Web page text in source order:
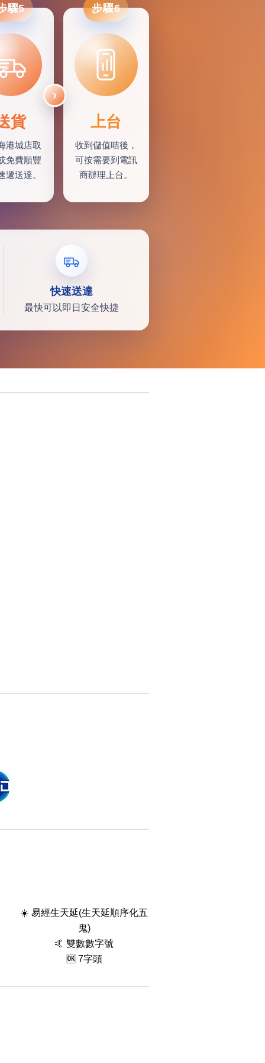
驟5
SF
貨
港城店取
免費順豐
遞送達。
步驟6
上台
收到儲值咭後，
可按需要到電訊
商辦理上台。
快速送達
最快可以即日安全快捷
☀️ 易經生天延(生天延順序化五
鬼)
🤙 雙數數字號
🆗️ 7字頭